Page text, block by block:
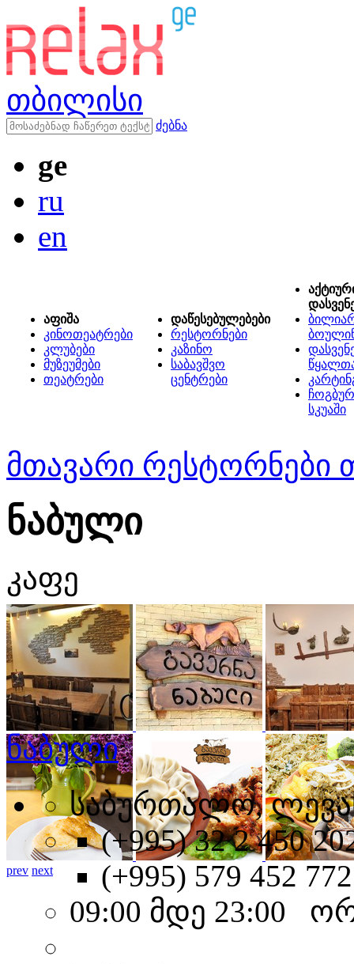
თბილისი
ძებნა
ge
ru
en
აფიშა
კინოთეატრები
კლუბები
მუზეუმები
თეატრები
დაწესებულებები
რესტორნები
კაზინო
საბავშვო
ცენტრები
სკუაში
მთავარი რესტორნები
ნაბული
კაფე
prev next
ნაბული
საბურთალო,
(+995) 32 2 450
(+995) 579 452 772
09:00 მდე 23:00